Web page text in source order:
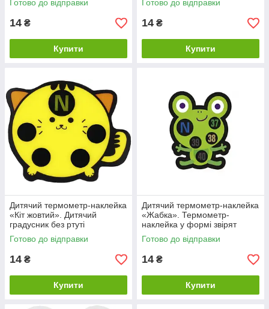
Готово до відправки
14 ₴
Купити
Готово до відправки
14 ₴
Купити
Дитячий термометр-наклейка
«Кіт жовтий». Дитячий
градусник без ртуті
Готово до відправки
14 ₴
Купити
Дитячий термометр-наклейка
«Жабка». Термометр-
наклейка у формі звірят
Готово до відправки
14 ₴
Купити